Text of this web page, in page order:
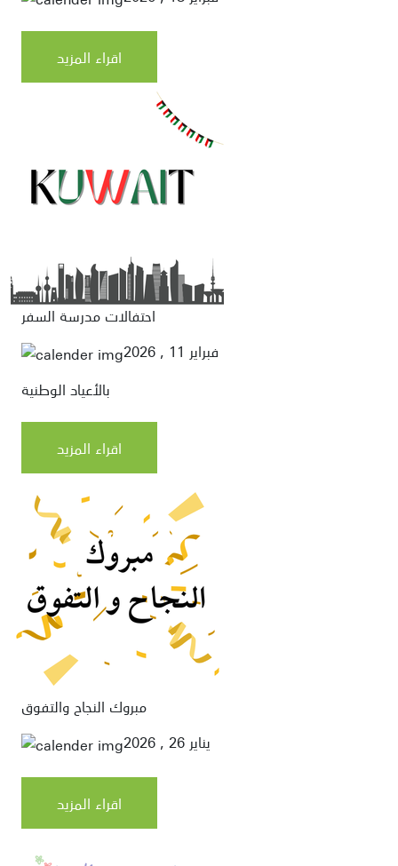
اقراء المزيد
احتفالات مدرسة السفر
فبراير 11 , 2026
بالأعياد الوطنية
اقراء المزيد
مبروك النجاح والتفوق
يناير 26 , 2026
اقراء المزيد